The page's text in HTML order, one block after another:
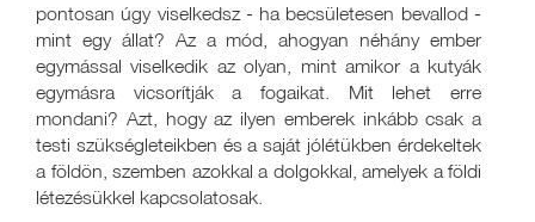
pontosan úgy viselkedsz - ha becsületesen bevallod -
mint egy állat? Az a mód, ahogyan néhány ember
egymással viselkedik az olyan, mint amikor a kutyák
egymásra vicsorítják a fogaikat. Mit lehet erre
mondani? Azt, hogy az ilyen emberek inkább csak a
testi szükségleteikben és a saját jólétükben érdekeltek
a földön, szemben azokkal a dolgokkal, amelyek a földi
létezésükkel kapcsolatosak.